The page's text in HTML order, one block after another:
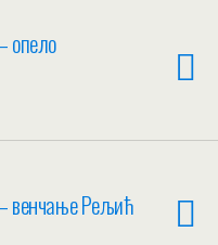
опело
венчање Рељић